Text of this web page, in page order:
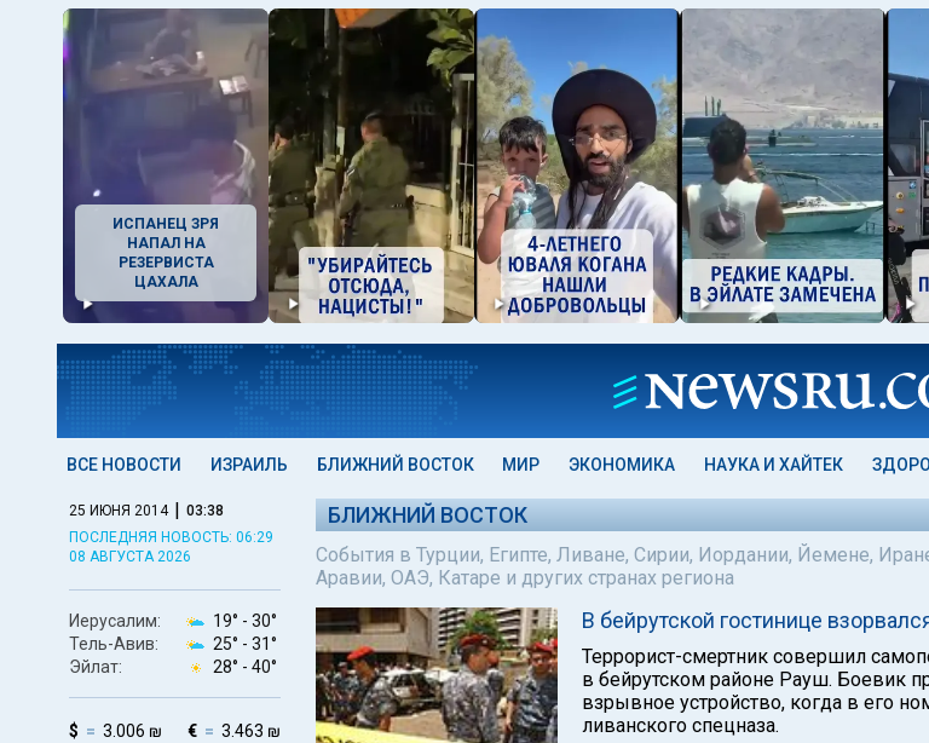
ИСПАНЕЦ ЗРЯ
НАПАЛ НА
РЕЗЕРВИСТА
ЦАХАЛА
ВСЕ НОВОСТИ ИЗРАИЛЬ БЛИЖНИЙ ВОСТОК МИР ЭКОНОМИКА НАУКА И ХАЙТЕК
25 ИЮНЯ 2014 | 03:38
ПОСЛЕДНЯЯ НОВОСТЬ: 06:29
08 АВГУСТА 2026
Иерусалим: 19° - 30°
Тель-Авив:
25° - 31°
Эйлат:
28° - 40°
$ 3.006 ₪ € 3.463 ₪
БЛИЖНИЙ ВОСТОК
События в Турции, Египте, Ливане, Сирии, Иордании, Йемене,
Аравии, ОАЭ, Катаре и других странах региона
В бейрутской гостинице
Террорист-смертник совершил
в бейрутском районе Рауш. Боевик
взрывное устройство, когда в его
ливанского спецназа.